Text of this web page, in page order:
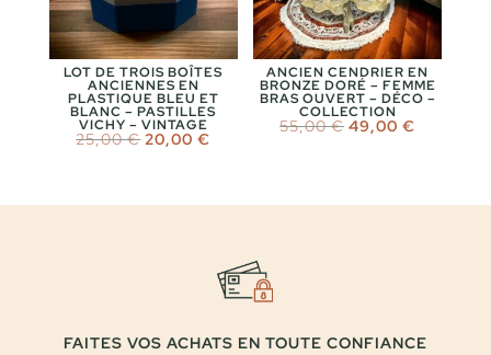
LOT DE TROIS BOÎTES
ANCIENNES EN
PLASTIQUE BLEU ET
BLANC – PASTILLES
VICHY – VINTAGE
25,00€ Le
prix
20,00€
ANCIEN CENDRIER EN
BRONZE DORÉ – FEMME
BRAS OUVERT – DÉCO –
COLLECTION
55,00€ Le
prix
49,00€
FAITES VOS ACHATS EN TOUTE CONFIANCE